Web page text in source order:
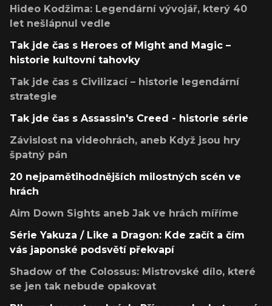
Hideo Kodžima: Legendární vývojář, který 40
let nešlápnul vedle
Tak jde čas s Heroes of Might and Magic –
historie kultovní tahovky
Tak jde čas s Civilizací – historie legendární
strategie
Tak jde čas s Assassin's Creed - historie série
Závislost na videohrách, aneb Když jsou hry
špatný pán
20 nejpamětihodnějších milostných scén ve
hrách
Aim Down Sights aneb Jak ve hrách míříme
Série Yakuza / Like a Dragon: Kde začít a čím
vás japonské podsvětí překvapí
Shadow of the Colossus: Mistrovské dílo, které
se jen tak nebude opakovat